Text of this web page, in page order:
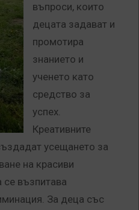
въпроси, които
децата задават и
промотира
знанието и
ученето като
средство за
успех.
Креативните
усещането за
на красиви
се възпитава
За деца със